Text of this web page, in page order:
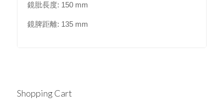
鏡肶長度: 150 mm
鏡脾距離: 135 mm
Shopping Cart